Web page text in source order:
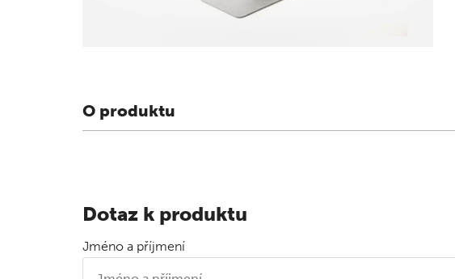
O produktu
Dotaz k produktu
Jméno a příjmení